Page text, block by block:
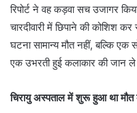
रिपोर्ट ने वह कड़वा सच उजागर
चारदीवारी में छिपाने की कोशिश
घटना सामान्य मौत नहीं, बल्कि एक
एक उभरती हुई कलाकार की जान ले
चिरायु अस्पताल में शुरू हुआ था